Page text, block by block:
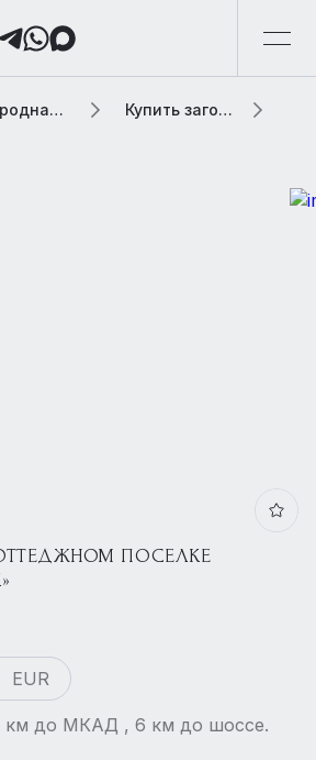
Загородная элитная недвижимость
Купить загородную элитную недвижимость
ПОСЕЛКЕ
EUR
км до МКАД , 6 км до шоссе.